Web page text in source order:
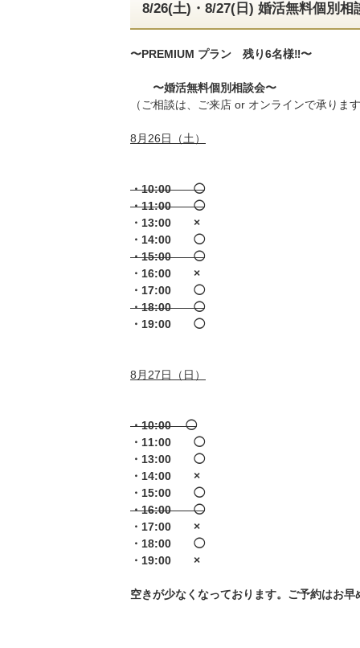
8/26(土)・8/27(日) 婚活無料個別
〜PREMIUM プラン 残り6名様‼️〜
〜婚活無料個別相談会〜
（ご相談は、ご来店 or オンラインで承りま
8月26日（土）
・10:00 ◯
・11:00 ◯
・13:00 ×
・14:00 ◯
・15:00 ◯
・16:00 ×
・17:00 ◯
・18:00 ◯
・19:00 ◯
8月27日（日）
・10:00 ◯
・11:00 ◯
・13:00 ◯
・14:00 ×
・15:00 ◯
・16:00 ◯
・17:00 ×
・18:00 ◯
・19:00 ×
空きが少なくなっております。ご予約はお